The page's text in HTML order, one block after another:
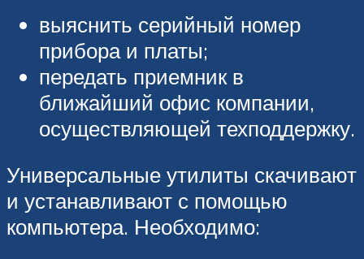
выяснить серийный номер
прибора и платы;
передать приемник в
ближайший офис компании,
осуществляющей техподдержку.
Универсальные утилиты скачивают
и устанавливают с помощью
компьютера. Необходимо: